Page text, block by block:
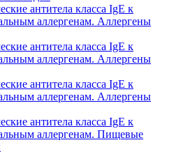
антитела класса IgE к
аллергенам. Аллергены
антитела класса IgE к
аллергенам. Аллергены
антитела класса IgE к
аллергенам. Аллергены
антитела класса IgE к
аллергенам. Пищевые